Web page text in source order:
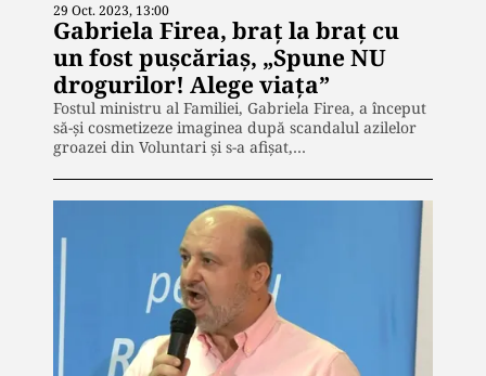
29 Oct. 2023, 13:00
Gabriela Firea, braț la braț cu
un fost pușcăriaș, „Spune NU
drogurilor! Alege viața”
Fostul ministru al Familiei, Gabriela Firea, a început
să-și cosmetizeze imaginea după scandalul azilelor
groazei din Voluntari și s-a afișat,…